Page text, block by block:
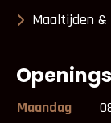
Maaltijden &
Maandag